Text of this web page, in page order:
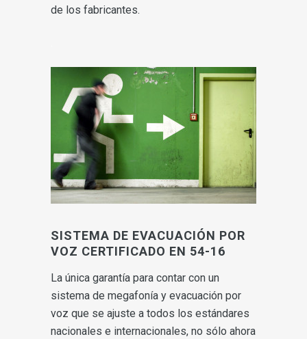
de los fabricantes.
SISTEMA DE EVACUACIÓN POR
VOZ CERTIFICADO EN 54-16
La única garantía para contar con un
sistema de megafonía y evacuación por
voz que se ajuste a todos los estándares
nacionales e internacionales, no sólo ahora